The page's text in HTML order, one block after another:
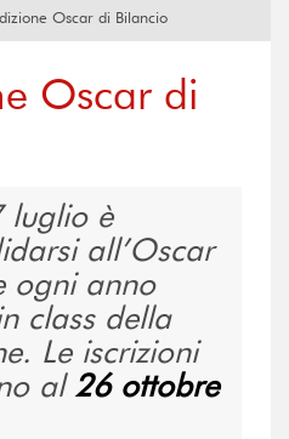
Oscar di Bilancio
Oscar di
luglio è
all’Oscar
ogni anno
class della
Le iscrizioni
al 26 ottobre